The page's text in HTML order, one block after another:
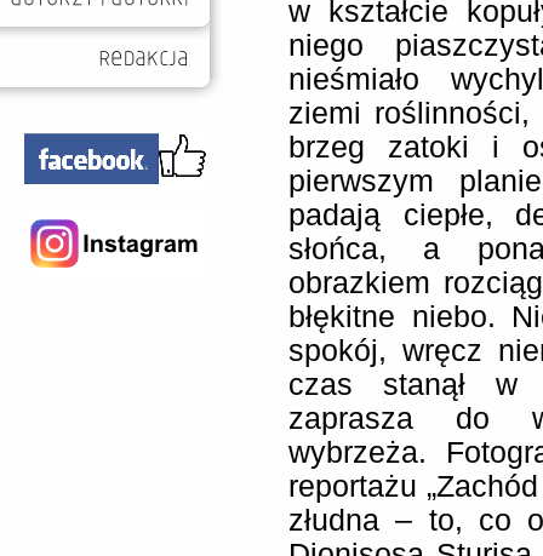
w kształcie
niego
nieśmiało
ziemi
brzeg zatoki i
pierwszym
padają ciepłe,
słońca, a
obrazkiem
błękitne niebo.
spokój, wręcz
czas stanął w
zaprasza do
wybrzeża.
reportażu
złudna – to, co